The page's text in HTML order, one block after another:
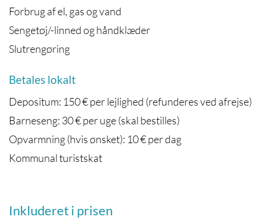
Forbrug af el, gas og vand
Sengetøj/-linned og håndklæder
Slutrengøring
Betales lokalt
Depositum: 150 € per lejlighed (refunderes ved afrejse)
Barneseng: 30 € per uge (skal bestilles)
Opvarmning (hvis ønsket): 10 € per dag
Kommunal turistskat
Inkluderet i prisen